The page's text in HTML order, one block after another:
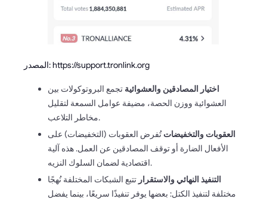
المصدر: https://support.tronlink.org
اختيار المصادقين والعشوائية تجمع البروتوكولات بين
العشوائية ووزن الحصة، مضيفة عوامل السمعة لتقليل
مخاطر التلاعب.
العقوبات والتخفيضاتتُفرض العقوبات (التخفيضات) على
الأفعال الضارة أو توقف المصادقين عن العمل. هذه آلية
اقتصادية لضمان السلوك النزيه.
التنفيذ النهائي والاستقرار تتبع الشبكات المختلفة نُهجًا
مختلفة لتنفيذ الكتل: بعضها يوفر تنفيذًا سريعًا، بينما يفضل